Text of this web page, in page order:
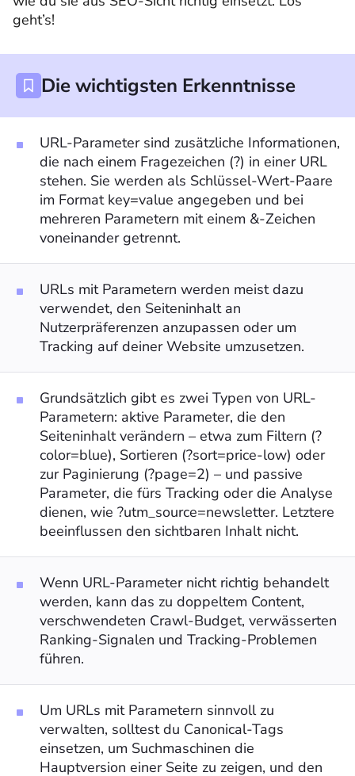
geht’s!
Die wichtigsten Erkenntnisse
URL-Parameter sind zusätzliche Informationen,
die nach einem Fragezeichen (?) in einer URL
stehen. Sie werden als Schlüssel-Wert-Paare
im Format key=value angegeben und bei
mehreren Parametern mit einem &-Zeichen
voneinander getrennt.
URLs mit Parametern werden meist dazu
verwendet, den Seiteninhalt an
Nutzerpräferenzen anzupassen oder um
Tracking auf deiner Website umzusetzen.
Grundsätzlich gibt es zwei Typen von URL-
Parametern: aktive Parameter, die den
Seiteninhalt verändern – etwa zum Filtern (?
color=blue), Sortieren (?sort=price-low) oder
zur Paginierung (?page=2) – und passive
Parameter, die fürs Tracking oder die Analyse
dienen, wie ?utm_source=newsletter. Letztere
beeinflussen den sichtbaren Inhalt nicht.
Wenn URL-Parameter nicht richtig behandelt
werden, kann das zu doppeltem Content,
verschwendeten Crawl-Budget, verwässerten
Ranking-Signalen und Tracking-Problemen
führen.
Um URLs mit Parametern sinnvoll zu
verwalten, solltest du Canonical-Tags
einsetzen, um Suchmaschinen die
Hauptversion einer Seite zu zeigen, und den